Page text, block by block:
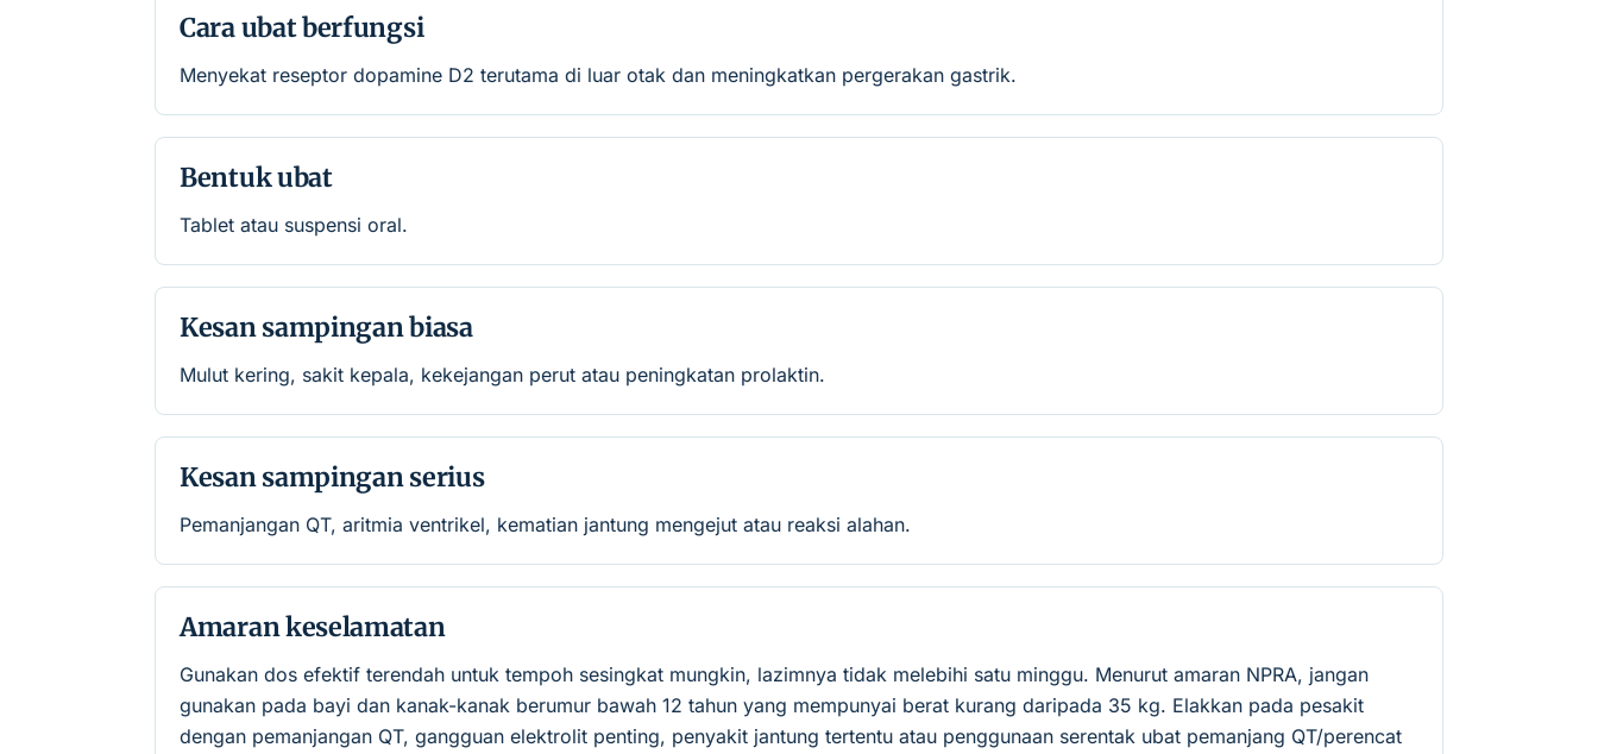
Cara ubat berfungsi
Menyekat reseptor dopamine D2 terutama di luar otak dan meningkatkan pergerakan gastrik.
Bentuk ubat
Tablet atau suspensi oral.
Kesan sampingan biasa
Mulut kering, sakit kepala, kekejangan perut atau peningkatan prolaktin.
Kesan sampingan serius
Pemanjangan QT, aritmia ventrikel, kematian jantung mengejut atau reaksi alahan.
Amaran keselamatan
Gunakan dos efektif terendah untuk tempoh sesingkat mungkin, lazimnya tidak melebihi satu minggu. Menurut amaran NPRA, jangan
gunakan pada bayi dan kanak-kanak berumur bawah 12 tahun yang mempunyai berat kurang daripada 35 kg. Elakkan pada pesakit
dengan pemanjangan QT, gangguan elektrolit penting, penyakit jantung tertentu atau penggunaan serentak ubat pemanjang QT/perencat